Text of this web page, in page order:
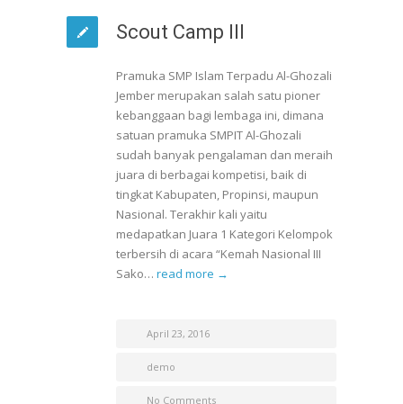
Scout Camp III
Pramuka SMP Islam Terpadu Al-Ghozali
Jember merupakan salah satu pioner
kebanggaan bagi lembaga ini, dimana
satuan pramuka SMPIT Al-Ghozali
sudah banyak pengalaman dan meraih
juara di berbagai kompetisi, baik di
tingkat Kabupaten, Propinsi, maupun
Nasional. Terakhir kali yaitu
medapatkan Juara 1 Kategori Kelompok
terbersih di acara “Kemah Nasional III
Sako… read more →
April 23, 2016
demo
No Comments